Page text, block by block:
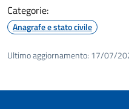
Categorie:
Anagrafe e stato civile
Ultimo aggiornamento: 17/07/